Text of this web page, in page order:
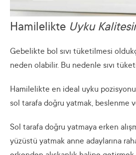
Hamilelikte Uyku
Gebelikte bol sıvı tüketilmesi
neden olabilir. Bu nedenle sıvı
Hamilelikte en ideal uyku
sol tarafa doğru yatmak, beslenme
Sol tarafa doğru yatmaya erken
yüzüstü yatmak anne adaylarına